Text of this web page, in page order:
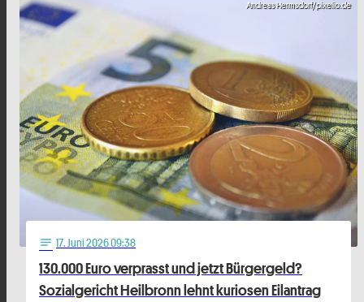
Andreas Hermsdorf/pixelio.de
notes 17. Juni 2026 09:38
130.000 Euro verprasst und jetzt Bürgergeld?
Sozialgericht Heilbronn lehnt kuriosen Eilantrag